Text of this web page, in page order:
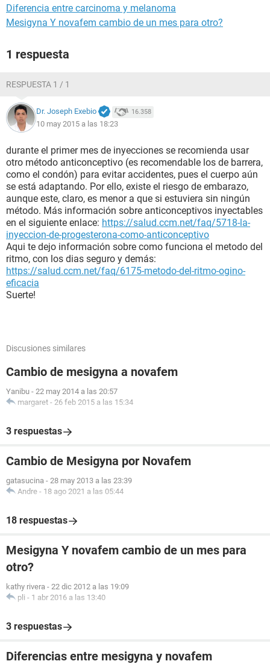
Diferencia entre carcinoma y melanoma
Mesigyna Y novafem cambio de un mes para otro?
1 respuesta
RESPUESTA 1 / 1
Dr. Joseph Exebio 16.358
10 may 2015 a las 18:23
durante el primer mes de inyecciones se recomienda usar
otro método anticonceptivo (es recomendable los de barrera,
como el condón) para evitar accidentes, pues el cuerpo aún
se está adaptando. Por ello, existe el riesgo de embarazo,
aunque este, claro, es menor a que si estuviera sin ningún
método. Más información sobre anticonceptivos inyectables
en el siguiente enlace: https://salud.ccm.net/faq/5718-la-
inyeccion-de-progesterona-como-anticonceptivo
Aqui te dejo información sobre como funciona el metodo del
ritmo, con los dias seguro y demás:
https://salud.ccm.net/faq/6175-metodo-del-ritmo-ogino-
eficacia
Suerte!
Discusiones similares
Cambio de mesigyna a novafem
Yanibu - 22 may 2014 a las 20:57
margaret - 26 feb 2015 a las 15:34
3 respuestas
Cambio de Mesigyna por Novafem
gatasucina - 28 may 2013 a las 23:39
Andre - 18 ago 2021 a las 05:44
18 respuestas
Mesigyna Y novafem cambio de un mes para
otro?
kathy rivera - 22 dic 2012 a las 19:09
pli - 1 abr 2016 a las 13:40
3 respuestas
Diferencias entre mesigyna y novafem